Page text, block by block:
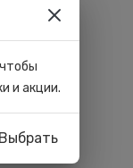
и акции.
Выбрать